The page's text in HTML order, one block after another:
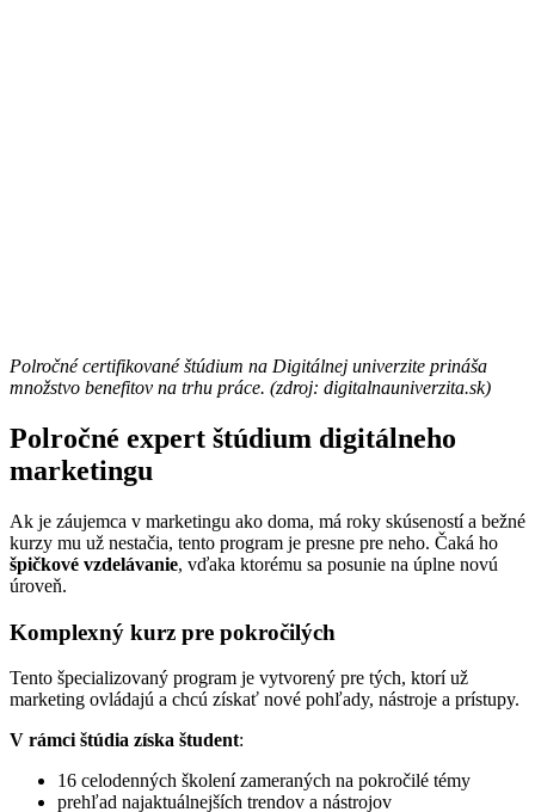
Polročné certifikované štúdium na Digitálnej univerzite prináša
množstvo benefitov na trhu práce. (zdroj: digitalnauniverzita.sk)
Polročné expert štúdium digitálneho
marketingu
Ak je záujemca v marketingu ako doma, má roky skúseností a bežné
kurzy mu už nestačia, tento program je presne pre neho. Čaká ho
špičkové vzdelávanie, vďaka ktorému sa posunie na úplne novú
úroveň.
Komplexný kurz pre pokročilých
Tento špecializovaný program je vytvorený pre tých, ktorí už
marketing ovládajú a chcú získať nové pohľady, nástroje a prístupy.
V rámci štúdia získa študent:
16 celodenných školení zameraných na pokročilé témy
prehľad najaktuálnejších trendov a nástrojov